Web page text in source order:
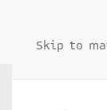
Skip to